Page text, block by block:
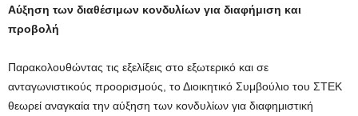
Αύξηση των διαθέσιμων κονδυλίων για διαφήμιση και
προβολή
Παρακολουθώντας τις εξελίξεις στο εξωτερικό και σε
ανταγωνιστικούς προορισμούς, το Διοικητικό Συμβούλιο του ΣΤΕΚ
θεωρεί αναγκαία την αύξηση των κονδυλίων για διαφημιστική